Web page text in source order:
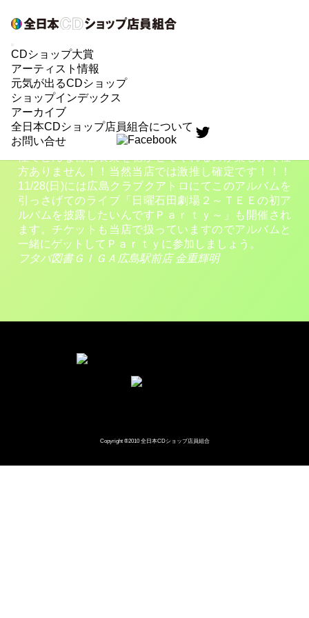
CDショップ大賞
アーティスト情報
元気が出るCDショップ
ショップインデックス
アーカイブ
全日本CDショップ店員組合について
お問い合せ
TEE OFFICIAL WEBSITE
TEEの初アルバム「kido I Raku」いよいよ11/17発売！
広島県西原(筆者のめっちゃ近所）出身で10/27発売の
２ｎｄシングル「ベイビーアイラブユー」でシャイな
男心を切なく歌い上げ好調な売上を上げているＴＥＥ
のファースト・アルバム「kido I Raku」がいよいよ
11/17に発売になります！ジャンルを超えた幅広い音楽
方ありません！！当然当店では激推し確定です！！！
11/28(日)には広島クラブクアトロにてこのアルバムを
引っさげてのライブ「日曜石田劇場２～ＴＥＥの初ア
ルバムを披露したいんですＰａｒｔｙ～」も開催され
ます。チケットも当店で扱っていますのでアルバムと
一緒にゲットしてＰａｒｔｙに参加しましょう。
フタバ図書ＧＩＧＡ広島駅前店 金重輝明
Copyright ®2010 全日本CDショップ店員組合